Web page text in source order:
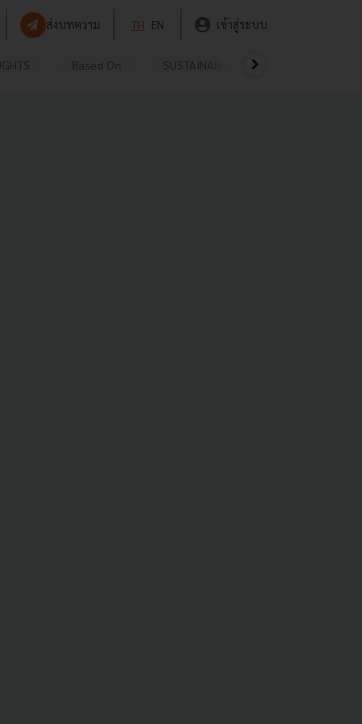
ส่งบทความ TH EN เข้าสู่ระบบ
Based On SUSTAINABLE